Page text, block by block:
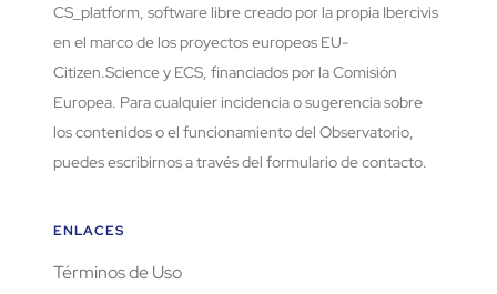
CS_platform, software libre creado por la propia Ibercivis
en el marco de los proyectos europeos EU-
Citizen.Science y ECS, financiados por la Comisión
Europea. Para cualquier incidencia o sugerencia sobre
los contenidos o el funcionamiento del Observatorio,
puedes escribirnos a través del formulario de contacto.
ENLACES
Términos de Uso